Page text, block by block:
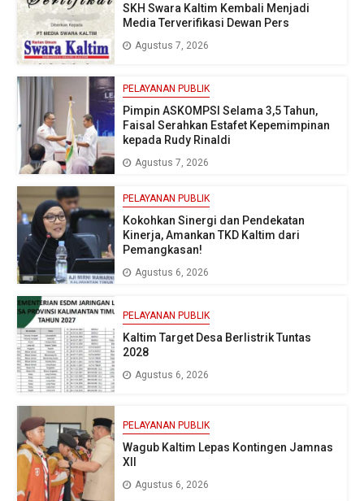
SKH Swara Kaltim Kembali Menjadi
Media Terverifikasi Dewan Pers
Agustus 7, 2026
PELAYANAN PUBLIK
Pimpin ASKOMPSI Selama 3,5 Tahun,
Faisal Serahkan Estafet Kepemimpinan
kepada Rudy Rinaldi
Agustus 7, 2026
PELAYANAN PUBLIK
Kokohkan Sinergi dan Pendekatan
Kinerja, Amankan TKD Kaltim dari
Pemangkasan!
Agustus 6, 2026
PELAYANAN PUBLIK
Kaltim Target Desa Berlistrik Tuntas
2028
Agustus 6, 2026
PELAYANAN PUBLIK
Wagub Kaltim Lepas Kontingen Jamnas
XII
Agustus 6, 2026